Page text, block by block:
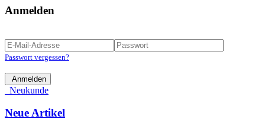
Anmelden
Passwort vergessen?
Anmelden
Neukunde
Neue Artikel